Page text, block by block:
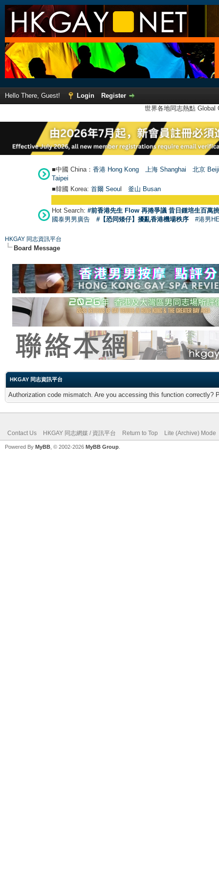
Hello There, Guest! Login
Register
世界各地同志熱點
■中國 China： 香港 Hong Kong 上海 Shanghai
北京
Taipei
■韓國 Korea: 首爾 Seoul 釜山 Busan
Hot Search: #前香港先生 Flow 再捲爭議 昔日鍾培生百萬
國泰男男廣告
#【恐同矮仔】擾亂香港機場秩序 #港男
HKGAY 同志資訊平台
Board Message
HKGAY 同志資訊平台
Authorization code mismatch. Are you accessing this function correctly?
Contact Us HKGAY 同志網媒 / 資訊平台 Return to Top Lite (Archive) Mode
Powered By MyBB , © 2002-2026 MyBB Group